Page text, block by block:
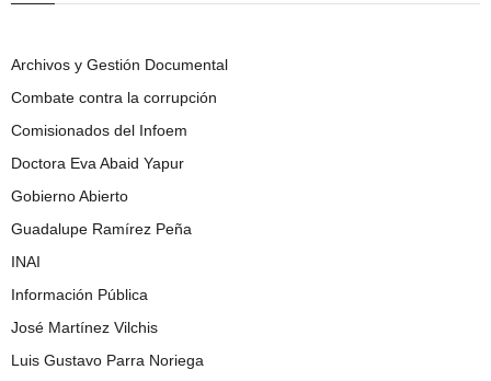
Archivos y Gestión Documental
Combate contra la corrupción
Comisionados del Infoem
Doctora Eva Abaid Yapur
Gobierno Abierto
Guadalupe Ramírez Peña
INAI
Información Pública
José Martínez Vilchis
Luis Gustavo Parra Noriega